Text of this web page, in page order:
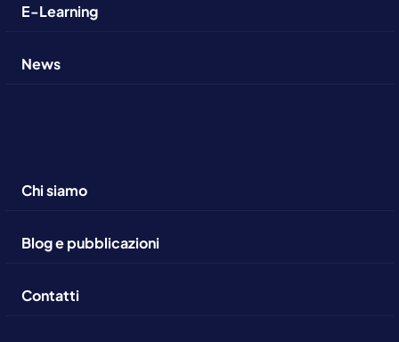
E-Learning
News
Chi siamo
Blog e pubblicazioni
Contatti